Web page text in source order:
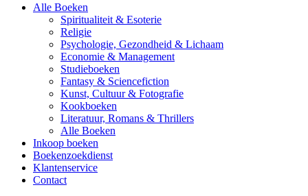
Alle Boeken
Spiritualiteit & Esoterie
Religie
Psychologie, Gezondheid & Lichaam
Economie & Management
Studieboeken
Fantasy & Sciencefiction
Kunst, Cultuur & Fotografie
Kookboeken
Literatuur, Romans & Thrillers
Alle Boeken
Inkoop boeken
Boekenzoekdienst
Klantenservice
Contact